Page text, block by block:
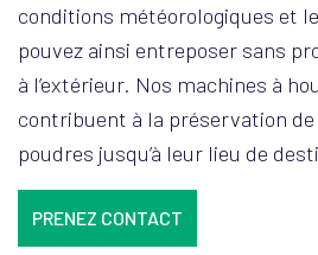
conditions météorologiques et
pouvez ainsi entreposer sans
à l’extérieur. Nos machines à
contribuent à la préservation
poudres jusqu’à leur lieu de
PRENEZ CONTACT